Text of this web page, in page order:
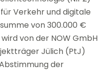
Verkehr und digitale
von 300.000 €
von der NOW GmbH
Jülich (PtJ)
der